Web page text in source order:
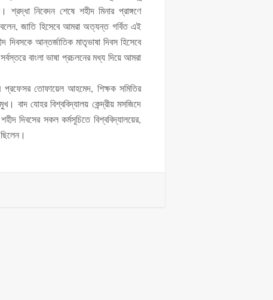
শ্রদ্ধা নিবেদন শেষে শহীদ মিনার প্রাঙ্গণে
বলেন, জাতি হিসেবে আমরা অত্যন্ত গর্বিত এই
দিবসকে আন্তর্জাতিক মাতৃভাষা দিবস হিসেবে
বাংলা ভাষা প্রচলনের মধ্য দিয়ে আমরা
প্রফেসর তোফায়েল আহমেদ, শিক্ষক সমিতির
বাদ যোহর বিশ্ববিদ্যালয় কেন্দ্রীয় মসজিদে
দিবসের সকল কর্মসূচিতে বিশ্ববিদ্যালয়ের,